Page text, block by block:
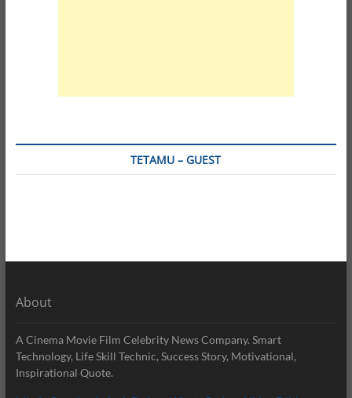
TETAMU – GUEST
About
A Cinema Movie Film Celebrity News Company. Smart
Technology, Life Skill Technic, Success Story, Motivational,
Inspirational Quote.